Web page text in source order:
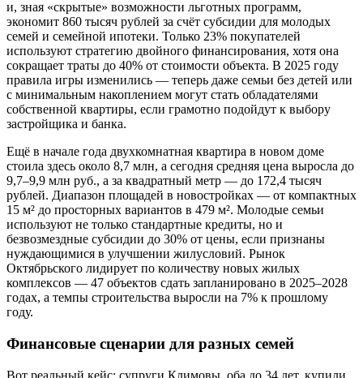
и, зная «скрытые» возможности льготных программ,
экономит 860 тысяч рублей за счёт субсидии для молодых
семей и семейной ипотеки. Только 23% покупателей
используют стратегию двойного финансирования, хотя она
сокращает траты до 40% от стоимости объекта. В 2025 году
правила игры изменились — теперь даже семьи без детей или
с минимальным накоплением могут стать обладателями
собственной квартиры, если грамотно подойдут к выбору
застройщика и банка.
Ещё в начале года двухкомнатная квартира в новом доме
стоила здесь около 8,7 млн, а сегодня средняя цена выросла до
9,7–9,9 млн руб., а за квадратный метр — до 172,4 тысяч
рублей. Диапазон площадей в новостройках — от компактных
15 м² до просторных вариантов в 479 м². Молодые семьи
используют не только стандартные кредиты, но и
безвозмездные субсидии до 30% от цены, если признаны
нуждающимися в улучшении жилусловий. Рынок
Октябрьского лидирует по количеству новых жилых
комплексов — 47 объектов сдать запланировано в 2025–2028
годах, а темпы строительства выросли на 7% к прошлому
году.
Финансовые сценарии для разных семей
Вот реальный кейс: супруги Климовы, оба до 34 лет, купили